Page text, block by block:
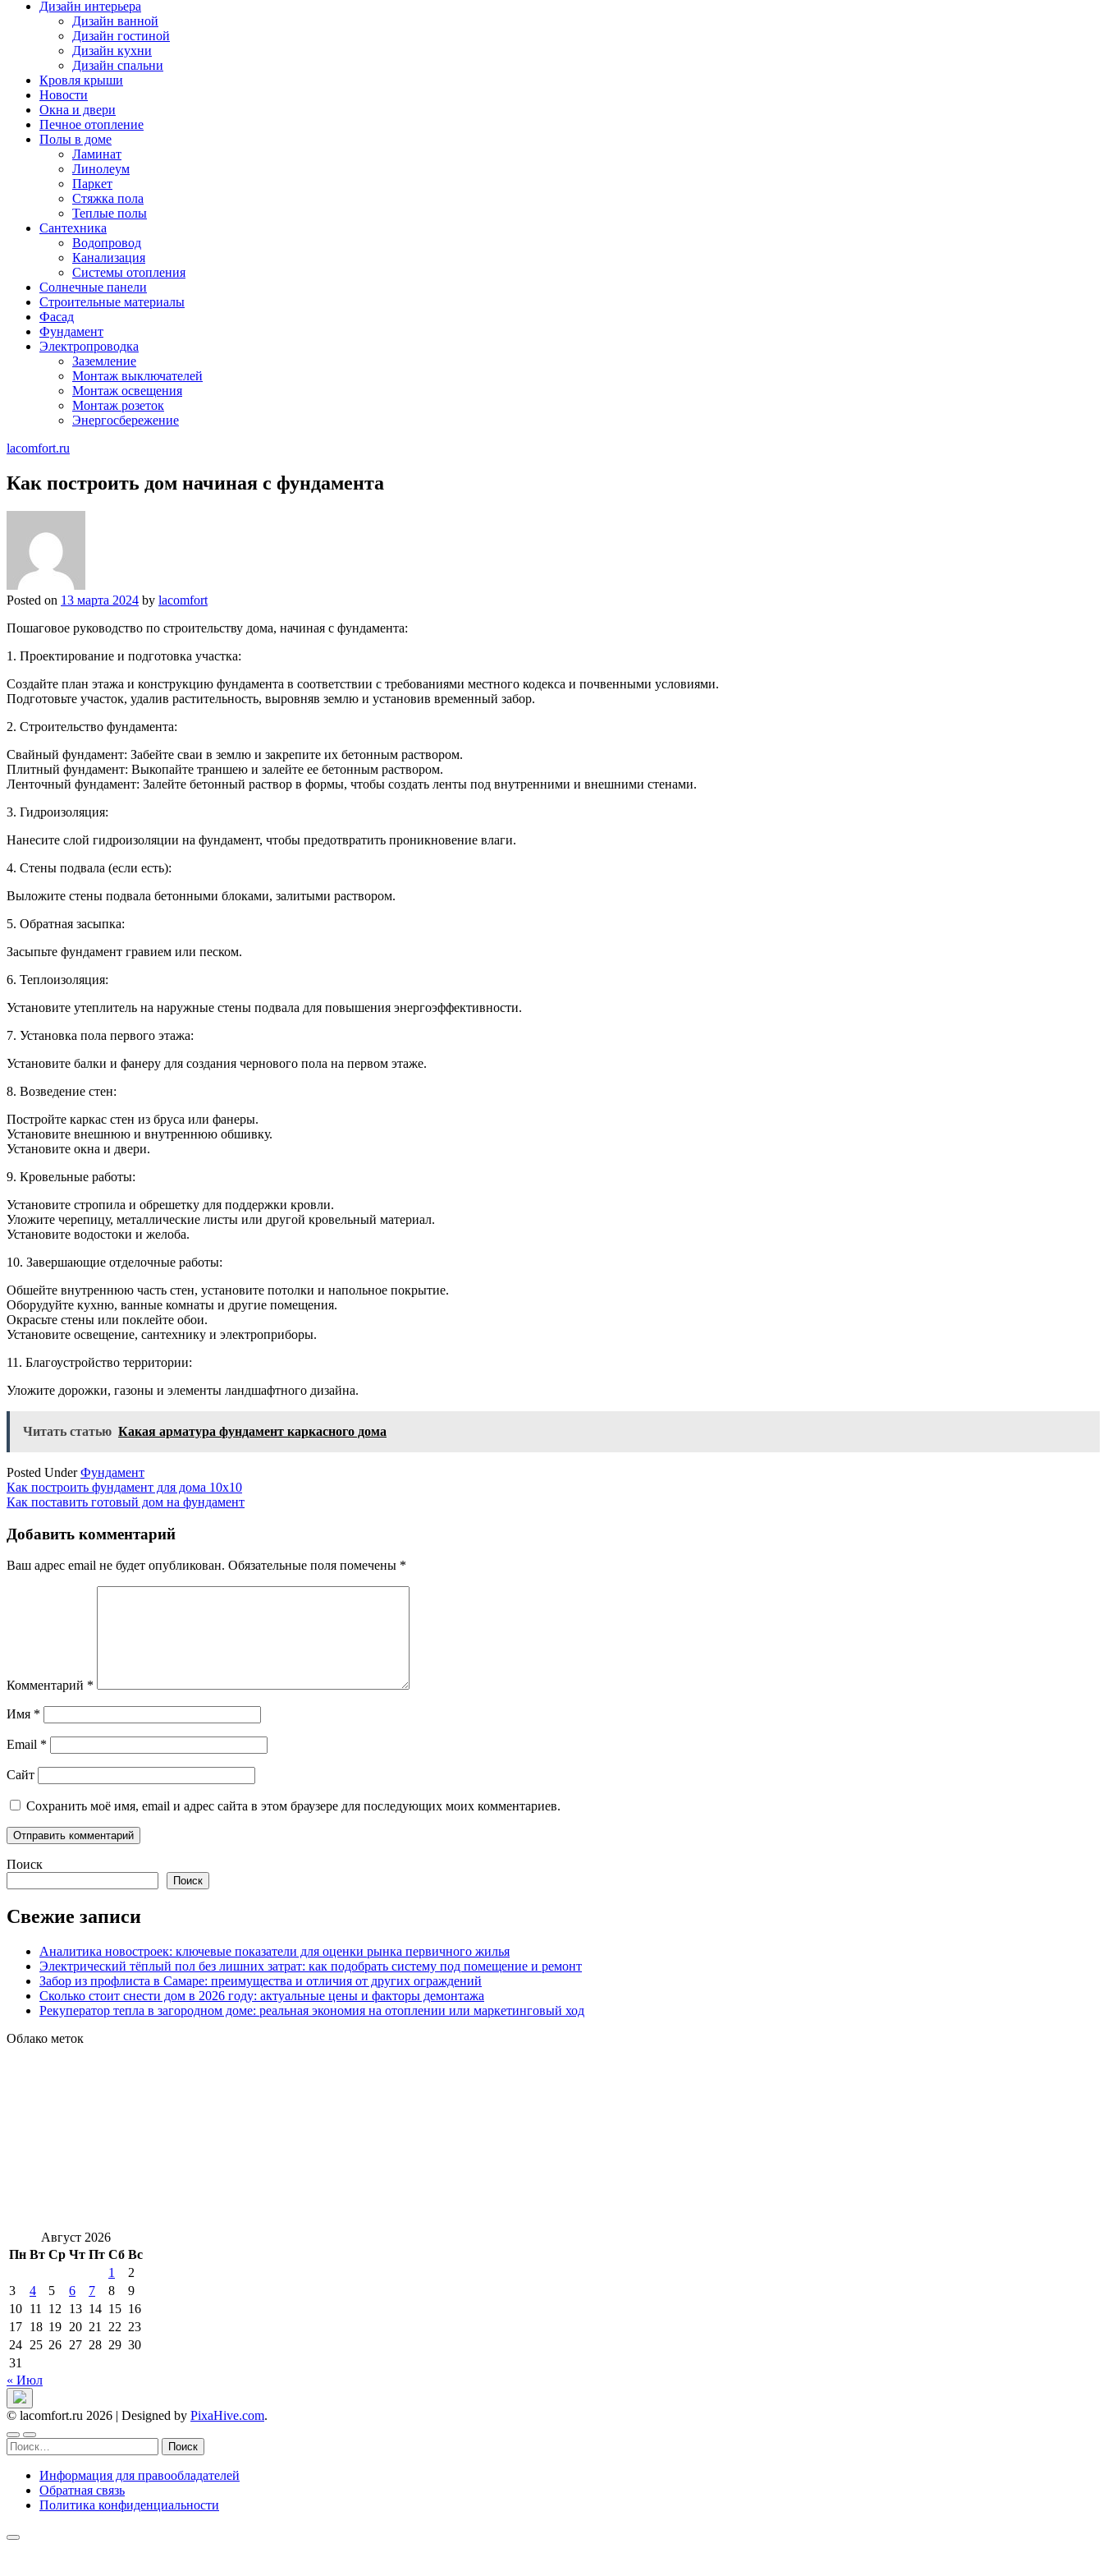
Дизайн интерьера
Дизайн ванной
Дизайн гостиной
Дизайн кухни
Дизайн спальни
Кровля крыши
Новости
Окна и двери
Печное отопление
Полы в доме
Ламинат
Линолеум
Паркет
Стяжка пола
Теплые полы
Сантехника
Водопровод
Канализация
Системы отопления
Солнечные панели
Строительные материалы
Фасад
Фундамент
Электропроводка
Заземление
Монтаж выключателей
Монтаж освещения
Монтаж розеток
Энергосбережение
lacomfort.ru
Как построить дом начиная с фундамента
Posted on 13 марта 2024 by lacomfort
Пошаговое руководство по строительству дома, начиная с фундамента:
1. Проектирование и подготовка участка:
Создайте план этажа и конструкцию фундамента в соответствии с требованиями местного кодекса и почвенными условиями.
Подготовьте участок, удалив растительность, выровняв землю и установив временный забор.
2. Строительство фундамента:
Свайный фундамент: Забейте сваи в землю и закрепите их бетонным раствором.
Плитный фундамент: Выкопайте траншею и залейте ее бетонным раствором.
Ленточный фундамент: Залейте бетонный раствор в формы, чтобы создать ленты под внутренними и внешними стенами.
3. Гидроизоляция:
Нанесите слой гидроизоляции на фундамент, чтобы предотвратить проникновение влаги.
4. Стены подвала (если есть):
Выложите стены подвала бетонными блоками, залитыми раствором.
5. Обратная засыпка:
Засыпьте фундамент гравием или песком.
6. Теплоизоляция:
Установите утеплитель на наружные стены подвала для повышения энергоэффективности.
7. Установка пола первого этажа:
Установите балки и фанеру для создания чернового пола на первом этаже.
8. Возведение стен:
Постройте каркас стен из бруса или фанеры.
Установите внешнюю и внутреннюю обшивку.
Установите окна и двери.
9. Кровельные работы:
Установите стропила и обрешетку для поддержки кровли.
Уложите черепицу, металлические листы или другой кровельный материал.
Установите водостоки и желоба.
10. Завершающие отделочные работы:
Обшейте внутреннюю часть стен, установите потолки и напольное покрытие.
Оборудуйте кухню, ванные комнаты и другие помещения.
Окрасьте стены или поклейте обои.
Установите освещение, сантехнику и электроприборы.
11. Благоустройство территории:
Уложите дорожки, газоны и элементы ландшафтного дизайна.
Читать статью Какая арматура фундамент каркасного дома
Posted UnderФундамент
Навигация
по
записям
Как построить фундамент для дома 10х10
Как поставить готовый дом на фундамент
Добавить комментарий
Ваш адрес email не будет опубликован. Обязательные поля помечены *
Комментарий *
Имя *
Email *
Сайт
Сохранить моё имя, email и адрес сайта в этом браузере для последующих моих комментариев.
Поиск
Поиск
Свежие записи
Аналитика новостроек: ключевые показатели для оценки рынка первичного жилья
Электрический тёплый пол без лишних затрат: как подобрать систему под помещение и ремонт
Забор из профлиста в Самаре: преимущества и отличия от других ограждений
Сколько стоит снести дом в 2026 году: актуальные цены и факторы демонтажа
Рекуператор тепла в загородном доме: реальная экономия на отоплении или маркетинговый ход
Облако меток
Август 2026
Пн Вт Ср Чт Пт Сб Вс
1
2
3
4 5 6 7 8
9
10 11 12 13 14 15 16
17 18 19 20 21 22 23
24 25 26 27 28 29 30
31
« Июл
© lacomfort.ru 2026 | Designed by PixaHive.com.
Найти:
Информация для правообладателей
Обратная связь
Политика конфиденциальности